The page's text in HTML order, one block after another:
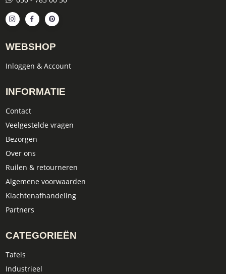
WEBSHOP
Inloggen & Account
INFORMATIE
Contact
Veelgestelde vragen
Bezorgen
Over ons
Ruilen & retourneren
Algemene voorwaarden
Klachtenafhandeling
Partners
CATEGORIEËN
Tafels
Industrieel